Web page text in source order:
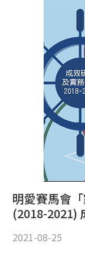
明愛賽馬會
(2018-2021)
2021-08-25